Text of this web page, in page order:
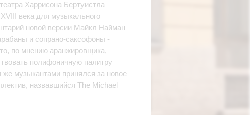
Харрисона Бертуистла
века для музыкального
новой версии Майкл Найман
и сопрано-саксофоны -
по мнению аранжировщика,
полифоничную палитру
музыкантами принялся за новое
назвавшийся The Michael